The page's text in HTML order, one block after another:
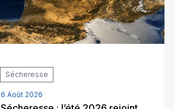
Sécheresse
6 Août 2026